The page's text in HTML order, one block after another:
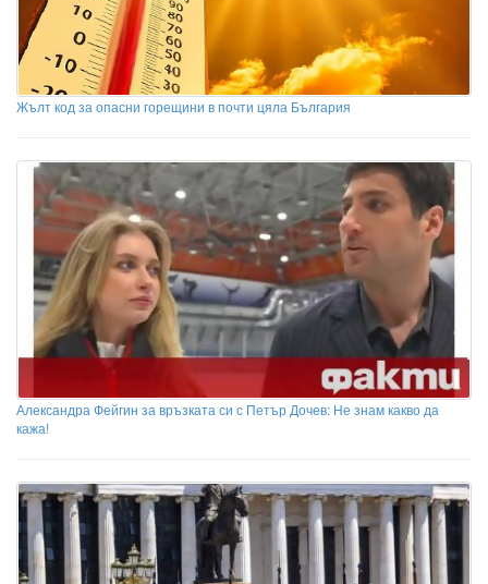
Жълт код за опасни горещини в почти цяла България
Александра Фейгин за връзката си с Петър Дочев: Не знам какво да
кажа!